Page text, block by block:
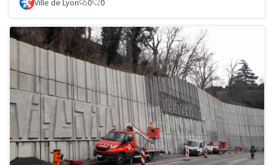
Ville de Lyon 0 0